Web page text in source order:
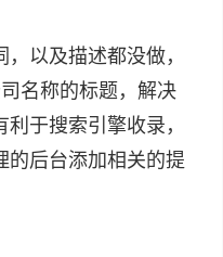
以及描述都没做，
名称的标题，解决
于搜索引擎收录，
后台添加相关的提